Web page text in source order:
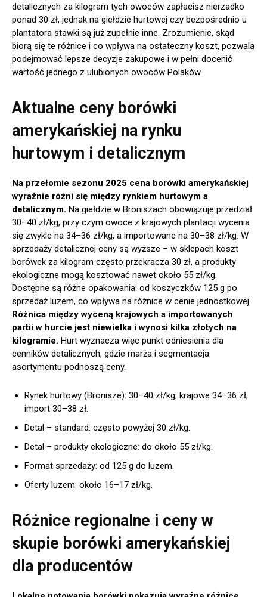
detalicznych za kilogram tych owoców zapłacisz nierzadko
ponad 30 zł, jednak na giełdzie hurtowej czy bezpośrednio u
plantatora stawki są już zupełnie inne. Zrozumienie, skąd
biorą się te różnice i co wpływa na ostateczny koszt, pozwala
podejmować lepsze decyzje zakupowe i w pełni docenić
wartość jednego z ulubionych owoców Polaków.
Aktualne ceny borówki
amerykańskiej na rynku
hurtowym i detalicznym
Na przełomie sezonu 2025 cena borówki amerykańskiej
wyraźnie różni się między rynkiem hurtowym a
detalicznym. Na giełdzie w Broniszach obowiązuje przedział
30–40 zł/kg, przy czym owoce z krajowych plantacji wycenia
się zwykle na 34–36 zł/kg, a importowane na 30–38 zł/kg. W
sprzedaży detalicznej ceny są wyższe – w sklepach koszt
borówek za kilogram często przekracza 30 zł, a produkty
ekologiczne mogą kosztować nawet około 55 zł/kg.
Dostępne są różne opakowania: od koszyczków 125 g po
sprzedaż luzem, co wpływa na różnice w cenie jednostkowej.
Różnica między wyceną krajowych a importowanych
partii w hurcie jest niewielka i wynosi kilka złotych na
kilogramie. Hurt wyznacza więc punkt odniesienia dla
cenników detalicznych, gdzie marża i segmentacja
asortymentu podnoszą ceny.
Rynek hurtowy (Bronisze): 30–40 zł/kg; krajowe 34–36 zł;
import 30–38 zł.
Detal – standard: często powyżej 30 zł/kg.
Detal – produkty ekologiczne: do około 55 zł/kg.
Format sprzedaży: od 125 g do luzem.
Oferty luzem: około 16–17 zł/kg.
Różnice regionalne i ceny w
skupie borówki amerykańskiej
dla producentów